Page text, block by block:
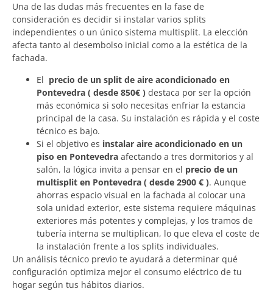
Una de las dudas más frecuentes en la fase de
consideración es decidir si instalar varios splits
independientes o un único sistema multisplit. La elección
afecta tanto al desembolso inicial como a la estética de la
fachada.
El precio de un split de aire acondicionado en
Pontevedra ( desde 850€ ) destaca por ser la opción
más económica si solo necesitas enfriar la estancia
principal de la casa. Su instalación es rápida y el coste
técnico es bajo.
Si el objetivo es instalar aire acondicionado en un
piso en Pontevedra afectando a tres dormitorios y al
salón, la lógica invita a pensar en el precio de un
multisplit en Pontevedra ( desde 2900 € ). Aunque
ahorras espacio visual en la fachada al colocar una
sola unidad exterior, este sistema requiere máquinas
exteriores más potentes y complejas, y los tramos de
tubería interna se multiplican, lo que eleva el coste de
la instalación frente a los splits individuales.
Un análisis técnico previo te ayudará a determinar qué
configuración optimiza mejor el consumo eléctrico de tu
hogar según tus hábitos diarios.